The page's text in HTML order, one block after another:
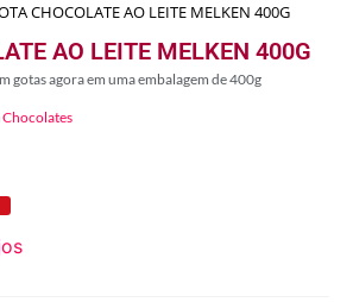
CHOCOLATE AO LEITE MELKEN 400G
AO LEITE MELKEN 400G
gotas agora em uma embalagem de 400g
Chocolates